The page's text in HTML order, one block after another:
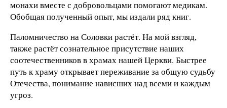
монахи вместе с добровольцами помогают медикам.
Обобщая полученный опыт, мы издали ряд книг.
Паломничество на Соловки растёт. На мой взгляд,
также растёт сознательное присутствие наших
соотечественников в храмах нашей Церкви. Быстрее
путь к храму открывает переживание за общую судьбу
Отечества, понимание нависших над всеми и каждым
угроз.